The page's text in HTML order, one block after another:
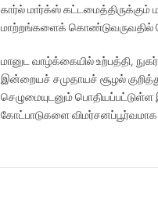
கார்ல் மார்க்ஸ் கட்டமைத்திருக்கும்
மாற்றங்களைக் கொண்டுவருவதில்
மானுட வாழ்க்கையில் உற்பத்தி,
இன்றையச் சமுதாயச் சூழல்
செழுமையுடனும்
கோட்பாடுகளை